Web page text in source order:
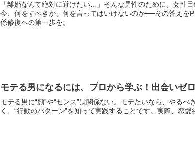
「離婚なんて絶対に避けたい…」そんな男性のために、女性
今、何をすべきか、何を言ってはいけないのか──その答えを
係修復への第一歩を。
モテる男になるには、プロから学ぶ！出会いゼ
モテる男に“顔”や“センス”は関係ない。モテたいなら、やる
く、“行動のパターン”を知って実践することです。実際、恋